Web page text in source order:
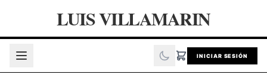
LUIS VILLAMARIN
INICIAR SESIÓN